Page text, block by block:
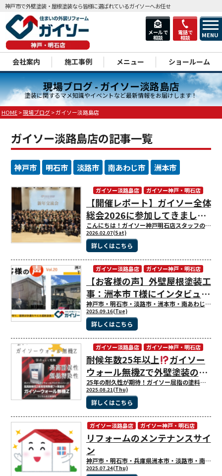
メールで
相談
電話で
相談 MENU
神戸市で外壁塗装・屋根塗装なら皆様に選ばれているガイソーへお任せ
会社案内 施工事例 メニュー ショールーム
現場ブログ - ガイソー淡路島店
塗装に関するマメ知識やイベントなど最新情報をお届けします！
HOME>現場ブログ>ガイソー淡路島店
ガイソー淡路島店の記事一覧
神戸市 明石市 淡路市 南あわじ市 洲本市
【開催レポート】ガイソー全体
総会2026に参加してきまし
た！
こんにちは！ガイソー神戸明石店スタッフの田中です。 先日、全国の加盟店が集結する「GAISO全体総会2026」に参加させていただきました。 北から南まで、多くの仲間が一堂に会し、非常に熱気あふれる時間となりました。 ↑みんなでガイソーのGマークです
2026.02.07(Sat)
詳しくはこちら
ガイソー淡路島店
ガイソー神戸・明石店
現場ブログ
【お客様の声】外壁屋根塗装工
事：洲本市 T様にインタビュー
させて頂きました！！
神戸市・明石市・淡路市・洲本市・南あわじ市の外壁塗装・屋根工事・雨漏り専門店、ガイソー神戸・明石店、淡路島店です！ いつもガイソー神戸店、ガイソー淡路島店のブログをご覧頂きありがとうございます
2025.09.16(Tue)
詳しくはこちら
ガイソー淡路島店
ガイソー神戸・明石店
現場ブログ
耐候年数25年以上
ガイソー
ウォール無機Zで外壁塗装のス
スメ
25年の耐久性が期待！ガイソー屈指の塗料、無機Zのご紹介！ ガイソーウォール無機Zについてご紹介♪ 外壁塗装・屋根塗装に使用する塗料にはいくつかの種類がありますが、今回はその中でも、特におすすめしたい最上級塗料「ガイソーウォール無機Z」をご紹介致します。 ガイソーグループが独自に開発した無機塗料で、無機物の耐久性や耐候性を生かした有機と無機の良いとこ取りのハイブリッド塗料です。 大切なお住いの外装リフォームをご検討されている方必見です！ １．無機塗料とは？ 一般的な塗料は有機塗料が多く、アクリルやウレタン、シリコン塗料がこれにあたります。塗料の基本性能は、塗料を構成する主成分に大きく左右されます。 外壁や屋根の劣化の原因で多い、チョーキングや色あせ等は紫外線が大きな要因となり発生しますが、これは紫外線が塗料を構成する有機物に反応するからです。 一方無機塗料は、炭素を含まない無機物を配合していますので(ガラスやセラミック等が無機物にあたります)、紫外線にも強く、優れた耐候性・耐久性により長くお住まいを守ります。 無機塗料のメリットは何といっても高い耐久性です！他の塗料に比べ大変寿命が長いので、メンテナンスも少なくて済みますよ♪ ▼無機塗料のメリット▼ ・高い耐候性(２０年～２５年)！ ・カビ・苔が繁殖しにくい！ ・高い不燃性！ ・超低汚染性！ ２．ガイソーウォール無機Zについて。 「塗料の頂点を追求した最上級塗料」を謳っているガイソーウォール無機Z！ 耐候性に優れているフッ素系塗料と無機成分「オルガノポリシロキサン」更に、ラジカル反応制御技術を融合することで生まれた次世代塗料となります。 塗料に含まれる酸化チタンは、空気中の酸素や紫外線により劣化因子＝ラジカルを発生させてしまいます。このラジカルは塗膜を傷つけてしまい、塗膜の劣化を早めてしまうのです、、、 このラジカルを抑制する技術を採用し、フッ素塗料と無機成分を配合した究極のハイブリッド塗料となっています。 さらに、無機成分を配合していますで、超高耐候性・超低汚染性なのが最大のメリット！ 上のグラフは宮古島で行った暴露試験のグラフです。 実際に屋外で様々な塗料の劣化状況を実験したものですが、ガイソーウォール無機Zが長期に渡り光沢保持率を維持していることが一目瞭然です。紫外線や雨風等の過酷な条件下でも優れた耐候性を発揮し、驚異の耐候性を証明しました！ つまり、外壁劣化の主な症状であるチョーキングや色あせを長期間防ぎますので、長い間美観を保ち、更にお住まいの高耐久化を実現できます。 他にも、親水性塗膜による汚れを洗い流すセルフクリーニング効果があったり、無機成分なので不燃性が高かったりと、ガイソーウォール無機Zには魅力的なメリットが沢山あります。 ３．こんな方におすすめです！ 無機塗料「ガイソーウォール無機Z」について、沢山のメリットがある事はお分かり頂けたと思いますが、これだけの高い性能を持っていますので他の塗料に比べやはり価格は高くなってしまうのがデメリット。 しかし、１０～１５年以上長く住み続けたいとお考えでしたら、耐候年数２０年～２５年の無機塗料がおすすめです。 塗替えにかかる費用の内訳には塗料代等の材料だけではなく、足場代や人件費等が含まれています。しかもそれはお客様のもとには残らないいわば消えもの。 耐久性の低い塗料で２，３回塗替えを繰り返す方が、トータルコストを考えると無機塗料で塗装するよりもかえって費用がかかる場合もあります。 また工事期間中は足場を組んだりしますので、その中で日常生活を送る事にストレスを感じる方も中にはいるかと思います。神戸市垂水区、須磨区ではお隣と距離の近いお住まいも多いご地域ですので、出来るだけ工事回数は少なくしたいという方にも高耐久の無機塗料は適しています。 コストパフォーマンスを良くしたい！ 長く持たせて、最後の塗装にしたい！ 工事回数は少なくしたい！ そんな方には無機塗料をオススメします♪ ・定期的に好きな色に塗り替えたい！ ・長く住むことはないので１０年位持てばいい。 そんな方には無機塗料は適さないかもしれません。 外装リフォームをするにあたって、これからどう住み続けていくのか考えた上で最適な塗料を選びましょう
2025.08.21(Thu)
詳しくはこちら
ガイソー淡路島店
ガイソー神戸・明石店
現場ブログ
リフォームのメンテナンスサイ
ン
神戸市・明石市・兵庫県洲本市・淡路市・南あわじ市の皆様こんにちは！ いつもガイソー神戸・明石店、ガイソー淡路島店のブログをご覧頂きありがとうございます(*^^*) 毎日暑い日が続いていますが、 さて、本題に入りますが、皆様のお宅は建ててから何年ぐらいたちますか？ 新築から10年もすると、住宅は様々なところが劣化をしてきます。 建てたころより、だいぶ外壁が色あせをしていたり、目地のコーキングのひび割れなど。 住宅はメンテナンスをしたほうが良いというサインを出しています。 劣化が進行していくと、雨漏りなどの症状が発生することにもなります。 まだ、普段の生活に支障がないからと後回しにしておくと、見えていない箇所で劣化が進行していて、気が付いた時には建物内部が腐食してしまい、修理費用も手間もかかることになってしまいます。 被害が大きくならないためにも、早めに症状に気が付くことが大切です。 今回はどんな劣化があるのか紹介させて頂きます。 1.外壁塗装・外回りリフォームのメンテナンスサイン 外壁塗装のサイン① チョーキング 外壁や屋根など、塗料が塗ってあるところに起きる症状です。 新築時でも、多くの外壁材や屋根材には外壁塗装・屋根塗装がされている状態です。 お住まいの外壁を触ってみて、手に白い粉はつきませんか？ 手についた白い粉は、紫外線や経年劣化により外壁塗装の塗料が劣化して粉になったものです。 チョーキングが起きている状態では光沢も損なわれてしまい、防水性も失われています。 防水効果がなくなったまま放置しておくのは雨漏りをする可能性が高くなります。 外壁塗装のサイン② カビ・コケ カビ・コケは日が当たらない北側の側面や、風通しの悪い外壁によく見受けられます。 発生する理由として、外壁塗装の塗膜の防水性が失われてしまい、常に雨水などを含んで湿っている外壁に発生します。 外壁が緑や黒くなり美観が非常に悪くなります。 また、カビやコケをそのままにしておくと、外壁の劣化や汚れを付着・進行を引き起こす原因になります。 外壁の防水効果が低下しているため、外壁塗装で防水効果を向上させることが望ましいです。 画像のような広範囲に及ぶコケ・カビなどは、根元から除去しないと外壁塗装後にも発生することも。 このような場合は、外壁塗装前にバイオ洗浄することをおススメします。 外壁塗装のサイン③ サビ 金属系外壁材は表面材の塗膜に小さくても傷がついてしまうと、そこから錆が発生してしまいます。 一度さび付いてしまうと、健全な部分にも錆が侵食してしまい、最後には穴があきます。 傷がついてしまったら、錆を抑えるためにすぐに補修をする必要があります。 外壁塗装をする場合は、錆の箇所を抑制・修繕する作業を行ってから施工が必要です。 外壁塗装のサイン④ クラック 外壁塗装の塗膜の硬化や下地素材が割れて起こる大少のひび割れのことです。 クラックをそのまま放置すると、割れている部分から建物内部に雨水が浸入し、外壁が原因の雨漏りになる可能性が高いです。 外壁塗装前に、適切な修繕をすることで雨漏りを抑えることができます。 外壁塗装のサイン⑤ コーキング サイディングの外壁の住宅では、ボードの目地にコーキング材が使われています。 この部分をコーキングと呼び、外壁と外壁の間に使用することでクッションのような役割を担っています。 コーキング材は早いものでは、5年くらいで劣化していきます。 コーキングが劣化をすると、コーキングが硬化して目地に隙間ができてしまったり、ひび割れが発生して、そこから内部に雨水が浸入する可能性があります。 2.お住まいにサインがあれば、外壁塗装やメンテナンスを！ いかがだったでしょうか？今回は外壁のメンテナンスサインをメインにご紹介いたしました。 皆さんがお住いのお家には外壁塗装やコーキングの劣化症状は出ていませんでしたか？ もし出ているなら、お早めの対処がおススメです。 外壁や屋根の劣化症状がひどくなってしまってから、メンテナンスをするのでは、費用も時間もかかります。 早めにメンテナンスを行い、大切な住まいに長く安心して暮らせる家にしましょう。 - - - - - - - - - - - - - - - - - - - - - - - - - - - - ⁡- - - - - - - - - - - - - - - - - - - - - - - - - - - - ⁡- - - ガイソー神戸・明石店、ガイソー淡路島店では、経験・知識が豊富な職人が施工致します！ お家のことでお困りのことがありましたら、ぜひお気軽にご依頼ください(*^^*)！
2025.07.24(Thu)
ガイソー淡路島店 ガイソー神戸・明石店